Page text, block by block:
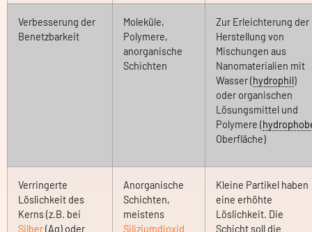
Verbesserung der
Benetzbarkeit
Moleküle,
Polymere,
anorganische
Schichten
Zur Erleichterung der
Herstellung von
Mischungen aus
Nanomaterialien mit
Wasser (hydrophil )
oder organischen
Lösungsmittel und
Polymere (
Oberfläche)
Verringerte
Löslichkeit des
Kerns (z.B. bei
Silber(Ag) oder
Anorganische
Schichten,
meistens
Siliziumdioxid
Kleine Partikel haben
eine erhöhte
Löslichkeit. Die
Schicht soll die